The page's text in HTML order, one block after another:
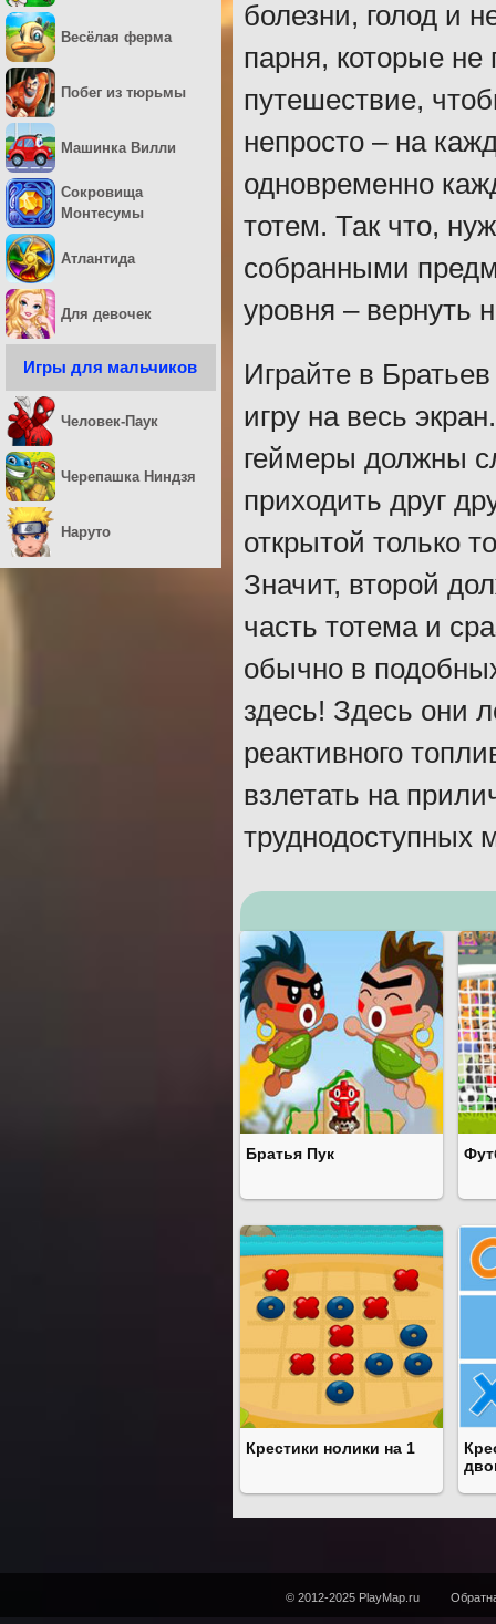
болезни, голод и
парня, которые не
путешествие,
непросто – на
одновременно
тотем. Так что,
собранными
уровня – вернуть
Играйте в
игру на весь
геймеры должны
приходить друг
открытой только
Значит, второй
часть тотема и
обычно в
здесь! Здесь они
реактивного
взлетать на
труднодоступных
Братья Пук
Крестики нолики на 1
Весёлая ферма
Побег из тюрьмы
Машинка Вилли
Сокровища
Монтесумы
Атлантида
Для девочек
Игры для мальчиков
Человек-Паук
Черепашка Ниндзя
Наруто
© 2012-2025 PlayMap.ru